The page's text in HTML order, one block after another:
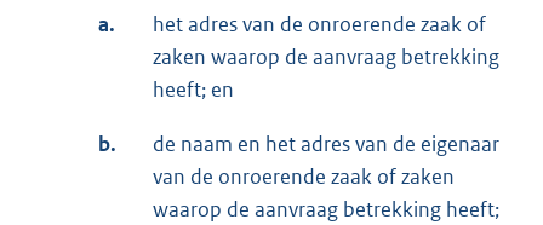
a.
het adres van de onroerende zaak of
zaken waarop de aanvraag betrekking
heeft; en
b.
de naam en het adres van de eigenaar
van de onroerende zaak of zaken
waarop de aanvraag betrekking heeft;